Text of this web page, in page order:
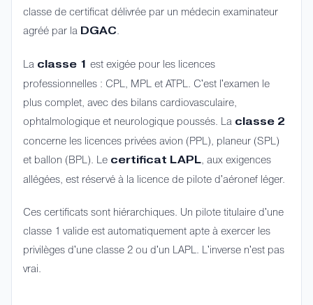
classe de certificat délivrée par un médecin examinateur
agréé par la DGAC.
La classe 1 est exigée pour les licences
professionnelles : CPL, MPL et ATPL. C'est l'examen le
plus complet, avec des bilans cardiovasculaire,
ophtalmologique et neurologique poussés. La classe 2
concerne les licences privées avion (PPL), planeur (SPL)
et ballon (BPL). Le certificat LAPL, aux exigences
allégées, est réservé à la licence de pilote d'aéronef léger.
Ces certificats sont hiérarchiques. Un pilote titulaire d'une
classe 1 valide est automatiquement apte à exercer les
privilèges d'une classe 2 ou d'un LAPL. L'inverse n'est pas
vrai.